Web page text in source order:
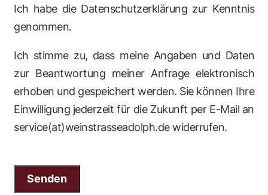
Ich habe die Datenschutzerklärung zur Kenntnis
genommen.
Ich stimme zu, dass meine Angaben und Daten
zur Beantwortung meiner Anfrage elektronisch
erhoben und gespeichert werden. Sie können Ihre
Einwilligung jederzeit für die Zukunft per E-Mail an
service(at)weinstrasseadolph.de widerrufen.
Senden